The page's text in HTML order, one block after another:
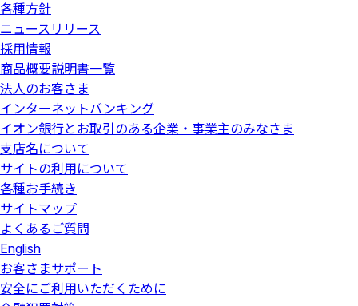
各種方針
ニュースリリース
採用情報
商品概要説明書一覧
法人のお客さま
インターネットバンキング
イオン銀行とお取引のある企業・事業主のみなさま
支店名について
サイトの利用について
各種お手続き
サイトマップ
よくあるご質問
English
お客さまサポート
安全にご利用いただくために